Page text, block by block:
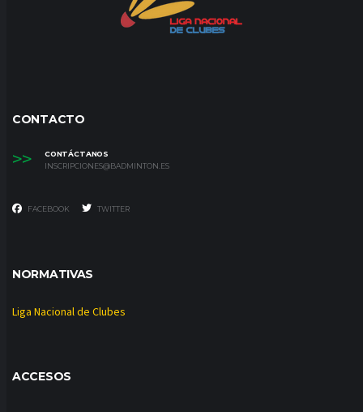
CONTACTO
>>
CONTÁCTANOS
INSCRIPCIONES@BADMINTON.ES
FACEBOOK TWITTER
NORMATIVAS
Liga Nacional de Clubes
ACCESOS